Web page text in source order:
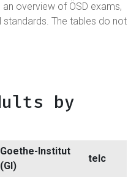
overview of ÖSD exams,
The tables do not
by
Goethe-Institut
(GI)
telc